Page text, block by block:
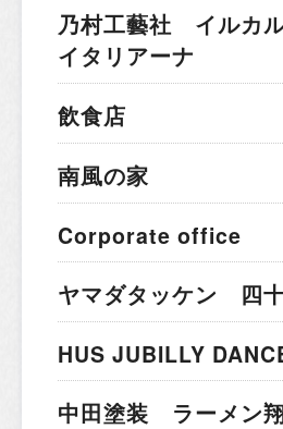
乃村工藝社 イルカ
イタリアーナ
飲食店
南風の家
Corporate office
ヤマダタッケン 四
HUS JUBILLY
中田塗装 ラーメン